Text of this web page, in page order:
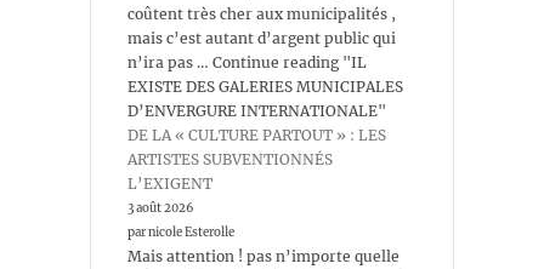
coûtent très cher aux municipalités ,
mais c’est autant d’argent public qui
n’ira pas … Continue reading "IL
EXISTE DES GALERIES MUNICIPALES
D’ENVERGURE INTERNATIONALE"
DE LA « CULTURE PARTOUT » : LES
ARTISTES SUBVENTIONNÉS
L’EXIGENT
3 août 2026
par nicole Esterolle
Mais attention ! pas n’importe quelle